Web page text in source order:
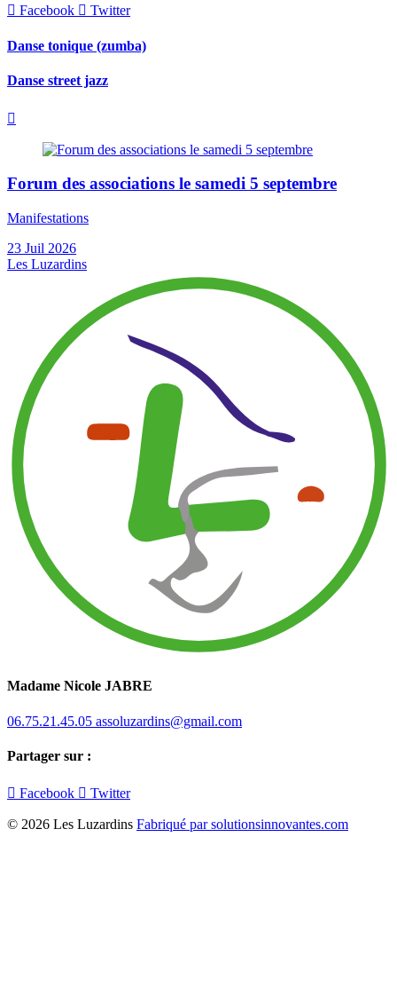
 Facebook  Twitter
Danse tonique (zumba)
Danse street jazz

Forum des associations le samedi 5 septembre
Manifestations
23 Juil 2026
Les Luzardins
Madame Nicole JABRE
06.75.21.45.05 assoluzardins@gmail.com
Partager sur :
 Facebook  Twitter
© 2026 Les Luzardins Fabriqué par solutionsinnovantes.com